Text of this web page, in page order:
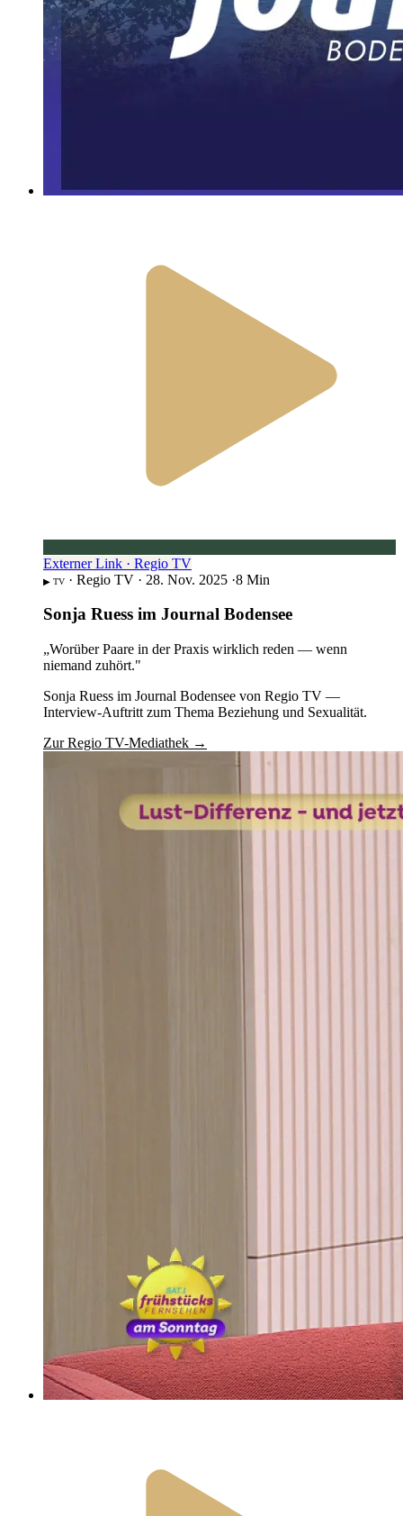
Externer Link · Regio TV
▶︎ TV · Regio TV · 28. Nov. 2025 ·8 Min
Sonja Ruess im Journal Bodensee
„Worüber Paare in der Praxis wirklich reden — wenn
niemand zuhört."
Sonja Ruess im Journal Bodensee von Regio TV —
Interview-Auftritt zum Thema Beziehung und Sexualität.
Zur Regio TV-Mediathek →